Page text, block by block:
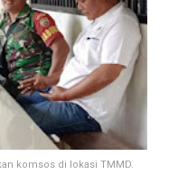
komsos di lokasi TMMD.